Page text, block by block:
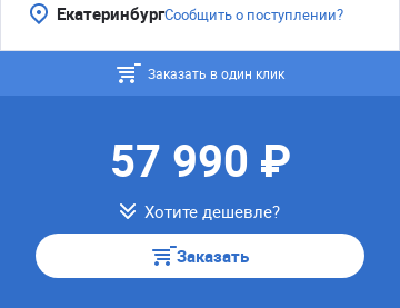
ЕкатеринбургСообщить о поступлении?
Заказать в один клик
57 990 ₽
Хотите дешевле?
Заказать